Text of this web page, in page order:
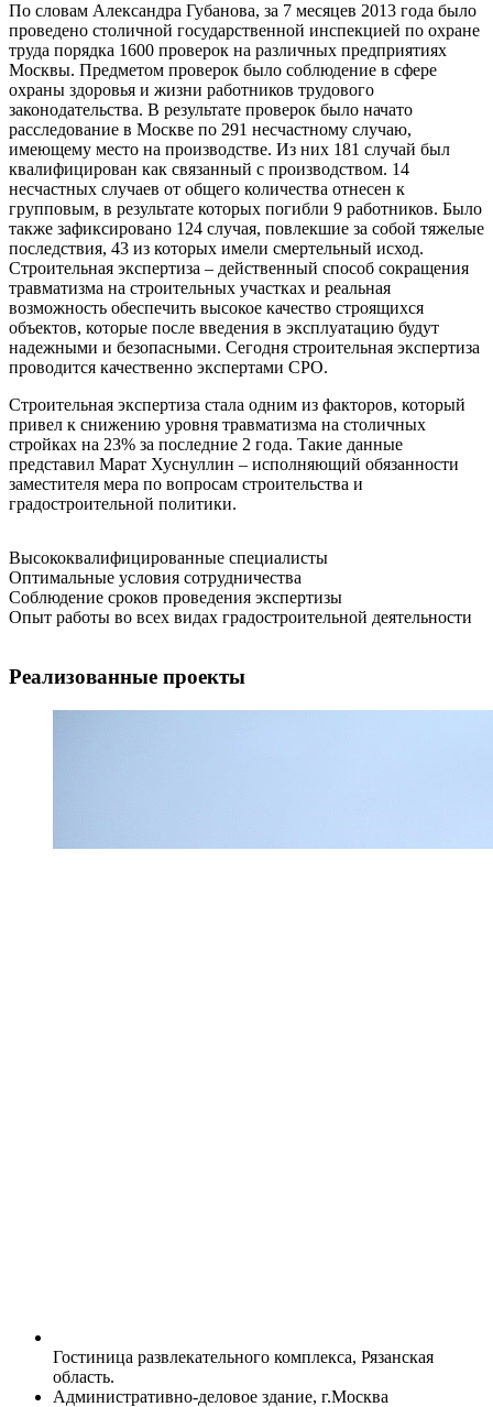
По словам Александра Губанова, за 7 месяцев 2013 года было
проведено столичной государственной инспекцией по охране
труда порядка 1600 проверок на различных предприятиях
Москвы. Предметом проверок было соблюдение в сфере
охраны здоровья и жизни работников трудового
законодательства. В результате проверок было начато
расследование в Москве по 291 несчастному случаю,
имеющему место на производстве. Из них 181 случай был
квалифицирован как связанный с производством. 14
несчастных случаев от общего количества отнесен к
групповым, в результате которых погибли 9 работников. Было
также зафиксировано 124 случая, повлекшие за собой тяжелые
последствия, 43 из которых имели смертельный исход.
Строительная экспертиза – действенный способ сокращения
травматизма на строительных участках и реальная
возможность обеспечить высокое качество строящихся
объектов, которые после введения в эксплуатацию будут
надежными и безопасными. Сегодня строительная экспертиза
проводится качественно экспертами СРО.
Строительная экспертиза стала одним из факторов, который
привел к снижению уровня травматизма на столичных
стройках на 23% за последние 2 года. Такие данные
представил Марат Хуснуллин – исполняющий обязанности
заместителя мера по вопросам строительства и
градостроительной политики.
Высококвалифицированные специалисты
Оптимальные условия сотрудничества
Соблюдение сроков проведения экспертизы
Опыт работы во всех видах градостроительной деятельности
Реализованные проекты
Гостиница развлекательного комплекса, Рязанская
область.
Административно-деловое здание, г.Москва